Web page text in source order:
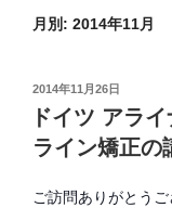
月別: 2014年11月
投
稿
日:
2014年11月26日
ドイツ アラ
ライン矯正の
ご訪問ありがとうご